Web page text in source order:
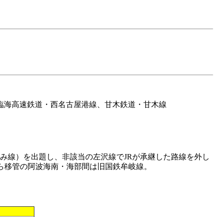
高速鉄道・西名古屋港線、甘木鉄道・甘木線
線）を出題し、非該当の左沢線でJRが承継した路線を外し
管の阿波海南・海部間は旧国鉄牟岐線。